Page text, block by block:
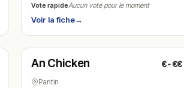
Vote rapideAucun vote pour le moment
Voir la fiche→
N° 13
Ouvert(10:00 – 01:30)
An Chicken €-€€
Pantin